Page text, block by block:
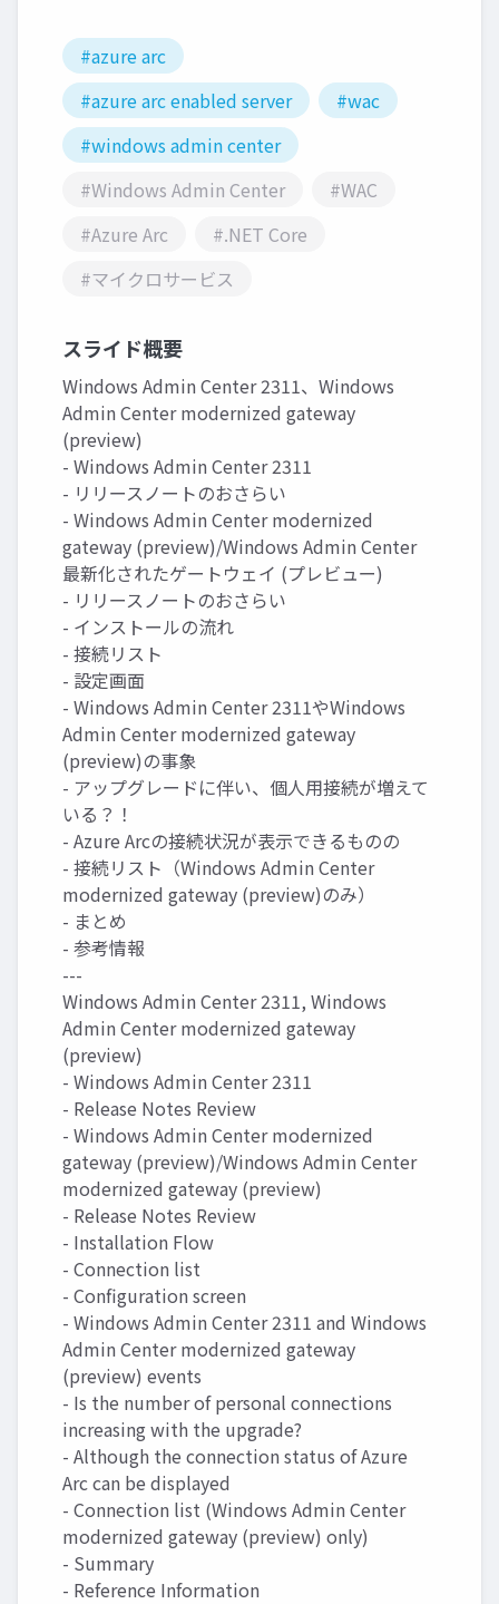
#azure arc
#azure arc enabled server
#wac
#windows admin center
#Windows Admin Center
#WAC
#Azure Arc
#.NET Core
#マイクロサービス
スライド概要
Windows Admin Center 2311、Windows
Admin Center modernized gateway
(preview)
- Windows Admin Center 2311
- リリースノートのおさらい
- Windows Admin Center modernized
gateway (preview)/Windows Admin Center
最新化されたゲートウェイ (プレビュー)
- リリースノートのおさらい
- インストールの流れ
- 接続リスト
- 設定画面
- Windows Admin Center 2311やWindows
Admin Center modernized gateway
(preview)の事象
- アップグレードに伴い、個人用接続が増えて
いる？！
- Azure Arcの接続状況が表示できるものの
- 接続リスト（Windows Admin Center
modernized gateway (preview)のみ）
- まとめ
- 参考情報
---
Windows Admin Center 2311, Windows
Admin Center modernized gateway
(preview)
- Windows Admin Center 2311
- Release Notes Review
- Windows Admin Center modernized
gateway (preview)/Windows Admin Center
modernized gateway (preview)
- Release Notes Review
- Installation Flow
- Connection list
- Configuration screen
- Windows Admin Center 2311 and Windows
Admin Center modernized gateway
(preview) events
- Is the number of personal connections
increasing with the upgrade?
- Although the connection status of Azure
Arc can be displayed
- Connection list (Windows Admin Center
modernized gateway (preview) only)
- Summary
- Reference Information